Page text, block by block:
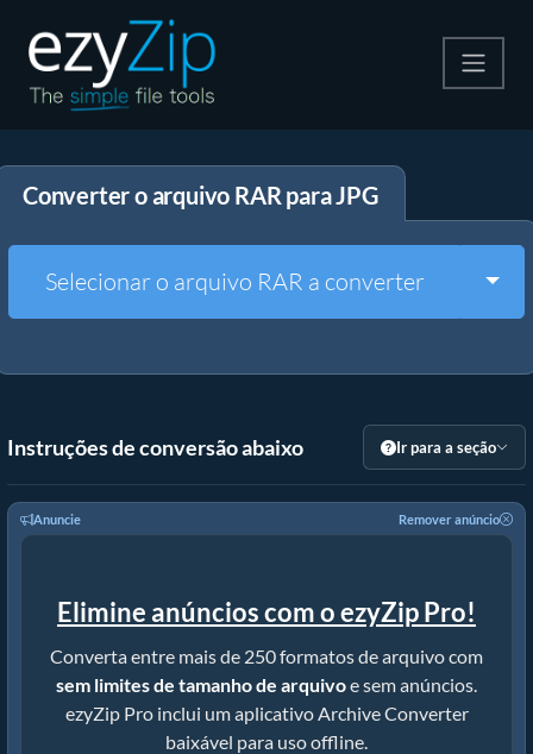
Descompactar
Outras Ferramentas
Converter o arquivo RAR para JPG
Selecionar o arquivo RAR a converter
Instruções de conversão abaixo Ir para a seção
Anuncie Remover anúncio
Elimine anúncios com o ezyZip Pro!
Converta entre mais de 250 formatos de arquivo com
sem limites de tamanho de arquivoe sem anúncios.
ezyZip Pro inclui um aplicativo Archive Converter
baixável para uso offline.